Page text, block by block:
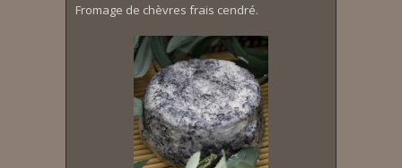
Fromage de chèvres frais cendré.